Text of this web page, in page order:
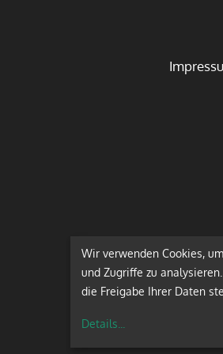
Wir verwenden Cookies,
und Zugriffe zu
die Freigabe Ihrer Daten
Details...